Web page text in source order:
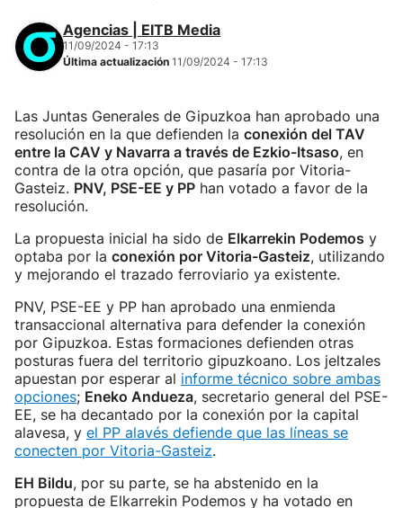
Agencias | EITB Media
11/09/2024 - 17:13
Última actualización 11/09/2024 - 17:13
Las Juntas Generales de Gipuzkoa han aprobado una
resolución en la que defienden la conexión del TAV
entre la CAV y Navarra a través de Ezkio-Itsaso, en
contra de la otra opción, que pasaría por Vitoria-
Gasteiz. PNV, PSE-EE y PP han votado a favor de la
resolución.
La propuesta inicial ha sido de Elkarrekin Podemos y
optaba por la conexión por Vitoria-Gasteiz, utilizando
y mejorando el trazado ferroviario ya existente.
PNV, PSE-EE y PP han aprobado una enmienda
transaccional alternativa para defender la conexión
por Gipuzkoa. Estas formaciones defienden otras
posturas fuera del territorio gipuzkoano. Los jeltzales
apuestan por esperar al informe técnico sobre ambas
opciones; Eneko Andueza, secretario general del PSE-
EE, se ha decantado por la conexión por la capital
alavesa, y el PP alavés defiende que las líneas se
conecten por Vitoria-Gasteiz.
EH Bildu, por su parte, se ha abstenido en la
propuesta de Elkarrekin Podemos y ha votado en